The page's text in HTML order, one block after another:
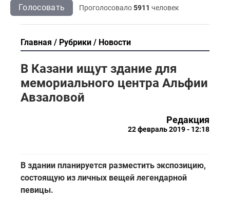
Голосовать Проголосовало5911 человек
Главная Рубрики Новости
В Казани ищут здание для
мемориального центра Альфии
Авзаловой
Редакция
22 февраль 2019 - 12:18
В здании планируется разместить экспозицию,
состоящую из личных вещей легендарной
певицы.